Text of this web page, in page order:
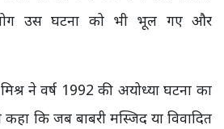
उस घटना को भी भूल गए और
ने वर्ष 1992 की अयोध्या घटना का
कि जब बाबरी मस्जिद या विवादित